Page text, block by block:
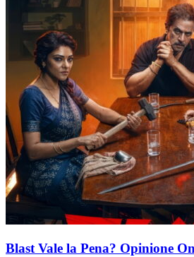
Blast Vale la Pena? Opinione